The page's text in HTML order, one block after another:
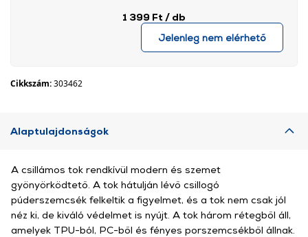
1 399 Ft / db
Jelenleg nem elérhető
Cikkszám:303462
Alaptulajdonságok
A csillámos tok rendkívül modern és szemet
gyönyörködtető. A tok hátulján lévő csillogó
púderszemcsék felkeltik a figyelmet, és a tok nem csak jól
néz ki, de kiváló védelmet is nyújt. A tok három rétegből áll,
amelyek TPU-ból, PC-ből és fényes porszemcsékből állnak.